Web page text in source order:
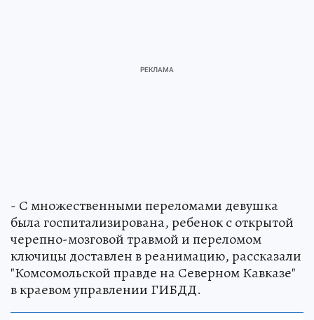
- С множественными переломами девушка
была госпитализирована, ребенок с открытой
черепно-мозговой травмой и переломом
ключицы доставлен в реанимацию, рассказали
"Комсомольской правде на Северном Кавказе"
в краевом управлении ГИБДД.